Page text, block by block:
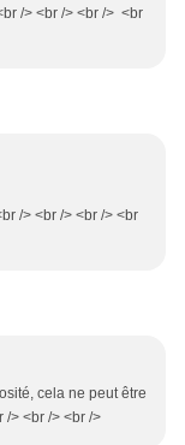
/> <br /> <br /> <br
/> <br /> <br /> <br
cela ne peut être
> <br /> <br />